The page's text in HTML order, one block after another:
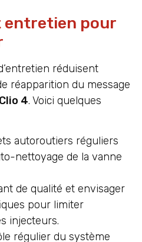
entretien pour
réduisent
réapparition du message
4. Voici quelques
autoroutiers réguliers
nettoyage de la vanne
de qualité et envisager
pour limiter
injecteurs.
régulier du système